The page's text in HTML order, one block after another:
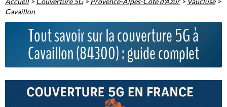
Cavaillon
Tout savoir sur la couverture 5G à
Cavaillon (84300) : guide complet